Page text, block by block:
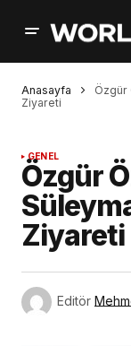
Anasayfa
Özgür
Ziyareti
GENEL
Özgür
Ziyareti
Editör